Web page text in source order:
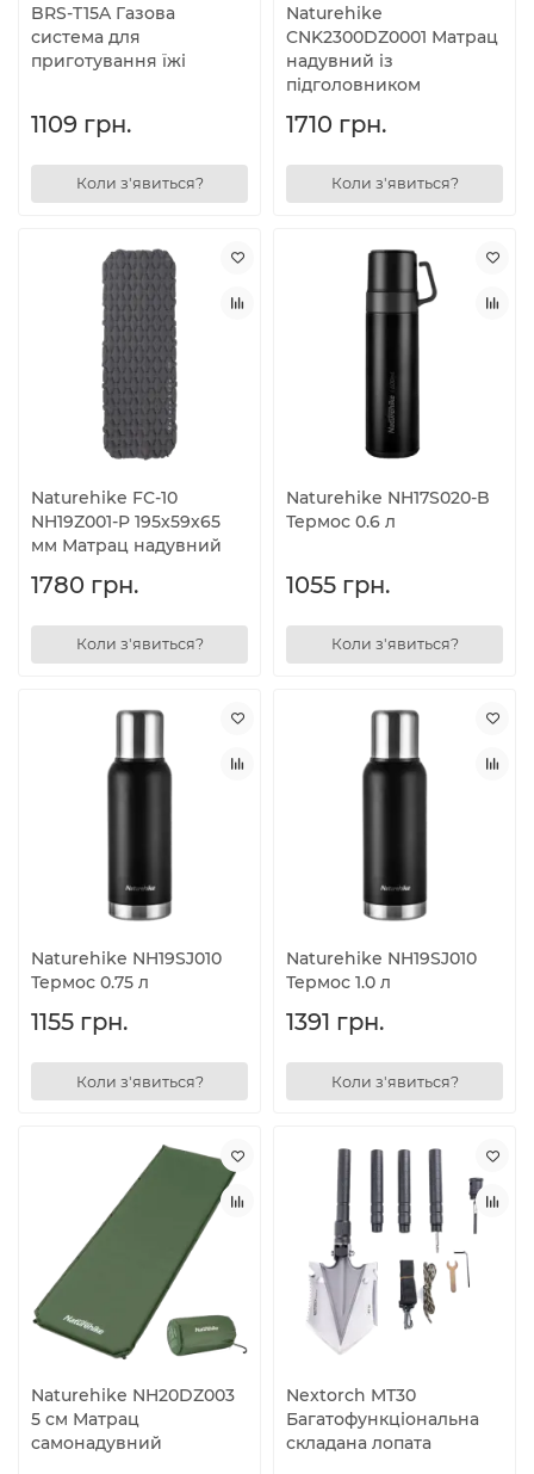
BRS-T15A Газова
система для
приготування їжі
1109 грн.
Коли з'явиться?
Naturehike
CNK2300DZ0001 Матрац
надувний із
підголовником
1710 грн.
Коли з'явиться?
Naturehike FC-10
NH19Z001-P 195х59х65
мм Матрац надувний
1780 грн.
Коли з'явиться?
Naturehike NH17S020-B
Термос 0.6 л
1055 грн.
Коли з'явиться?
Naturehike NH19SJ010
Термос 0.75 л
1155 грн.
Коли з'явиться?
Naturehike NH19SJ010
Термос 1.0 л
1391 грн.
Коли з'явиться?
Naturehike NH20DZ003
5 см Матрац
cамонадувний
Nextorch MT30
Багатофункціональна
складана лопата